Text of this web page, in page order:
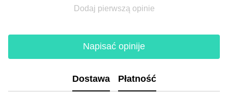
Dodaj pierwszą opinie
Napisać opinije
Dostawa Płatność